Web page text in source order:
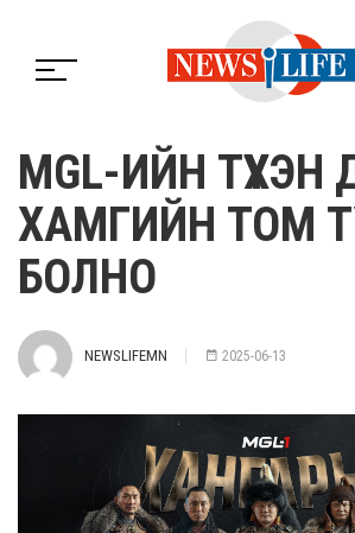
MGL-ИЙН ТҮҮХЭН
ХАМГИЙН ТОМ
БОЛНО
NEWSLIFEMN 2025-06-13